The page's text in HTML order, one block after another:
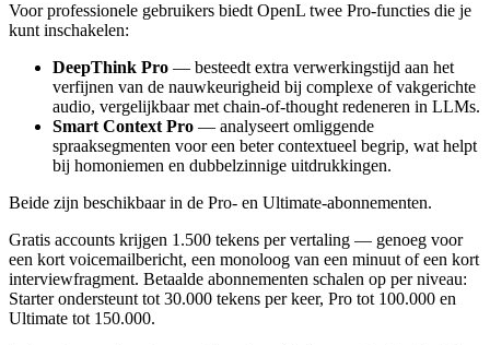
Voor professionele gebruikers biedt OpenL twee Pro-functies die je
kunt inschakelen:
DeepThink Pro — besteedt extra verwerkingstijd aan het
verfijnen van de nauwkeurigheid bij complexe of vakgerichte
audio, vergelijkbaar met chain-of-thought redeneren in LLMs.
Smart Context Pro — analyseert omliggende
spraaksegmenten voor een beter contextueel begrip, wat helpt
bij homoniemen en dubbelzinnige uitdrukkingen.
Beide zijn beschikbaar in de Pro- en Ultimate-abonnementen.
Gratis accounts krijgen 1.500 tekens per vertaling — genoeg voor
een kort voicemailbericht, een monoloog van een minuut of een kort
interviewfragment. Betaalde abonnementen schalen op per niveau:
Starter ondersteunt tot 30.000 tekens per keer, Pro tot 100.000 en
Ultimate tot 150.000.